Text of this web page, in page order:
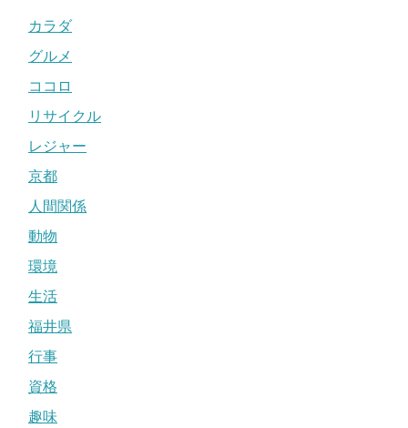
カラダ
グルメ
ココロ
リサイクル
レジャー
京都
人間関係
動物
環境
生活
福井県
行事
資格
趣味